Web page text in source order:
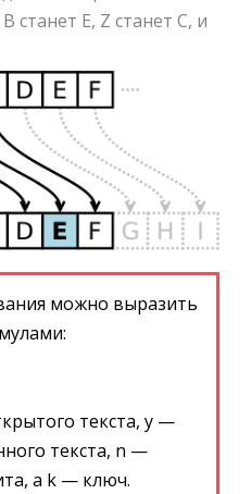
станет E, Z станет C, и
можно выразить
текста, y —
текста, n —
а k — ключ.